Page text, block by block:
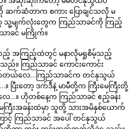
ဆက်ဆံတာက စကား ပြောချင်သလို မ
ော့ သူ့မျက်လုံးတွေက ကြည်သာခင်ကို ကြည့်
ခင် မကြိုက်။
ည့် အကြည့်ထဲတွင် မနာလိုမရှုစိမ့်သည့်
ည်။ ကြည်သာခင် ကောင်းကောင်း
တယ်လေ…ကြည်သာခင်က တင်နုသွယ်
ပြီးတော့ ဒက်ဒီနဲ့ မာမီတို့က ကြီးမေကြီးတို့
ေ…။ ဟိုတစ်နေ့က ကြည်သာခင် ဧည့်ခန်း
ြီးအခန်းထဲမှာ သူတို့ သားအမိနှစ်ယောက်
ောင့် ကြည်သာခင် အပေါ် တင်နုသွယ်